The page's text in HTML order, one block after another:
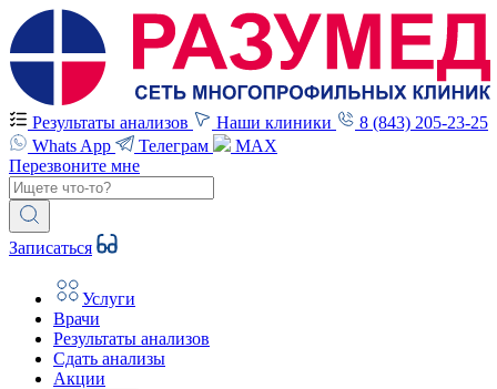
Результаты анализов Наши клиники
8 (843) 205-23-25
Whats App
Телеграм
MAX
Перезвоните мне
Записаться
Услуги
Врачи
Результаты анализов
Сдать анализы
Акции